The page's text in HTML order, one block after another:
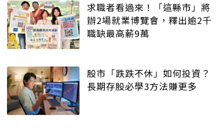
求職者看過來！「這縣市」將
辦2場就業博覽會，釋出逾2千
職缺最高薪9萬
股市「跌跌不休」如何投資？
長期存股必學3方法賺更多